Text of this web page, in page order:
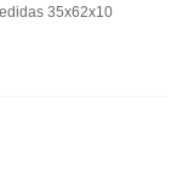
35x62x10